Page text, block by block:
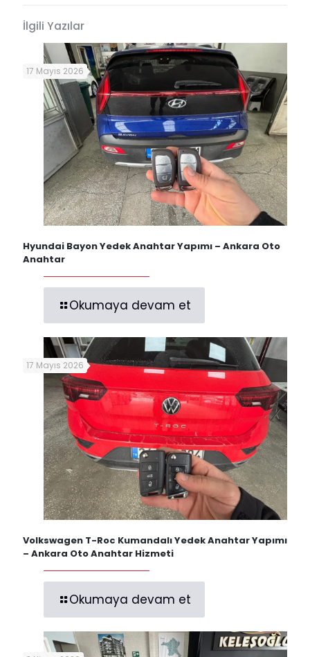
İlgili Yazılar
17 Mayıs 2026
Hyundai Bayon Yedek Anahtar Yapımı – Ankara Oto
Anahtar
Okumaya devam et
17 Mayıs 2026
Volkswagen T-Roc Kumandalı Yedek Anahtar Yapımı
– Ankara Oto Anahtar Hizmeti
Okumaya devam et